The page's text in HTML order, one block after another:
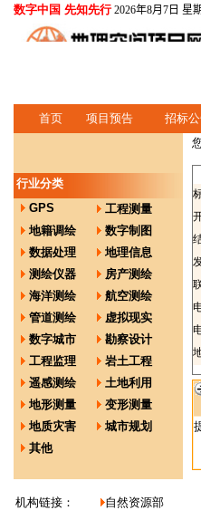
数字中国 先知先行 2026年8月7日 星
首页 项目预告 招标
行业分类
GPS
工程测量
地籍调绘
数字制图
数据处理
地理信息
测绘仪器
房产测绘
海洋测绘
航空测绘
管道测绘
虚拟现实
数字城市
勘察设计
工程监理
岩土工程
遥感测绘
土地利用
地形测量
变形测量
地质灾害
城市规划
其他
机构链接： 自然资源部